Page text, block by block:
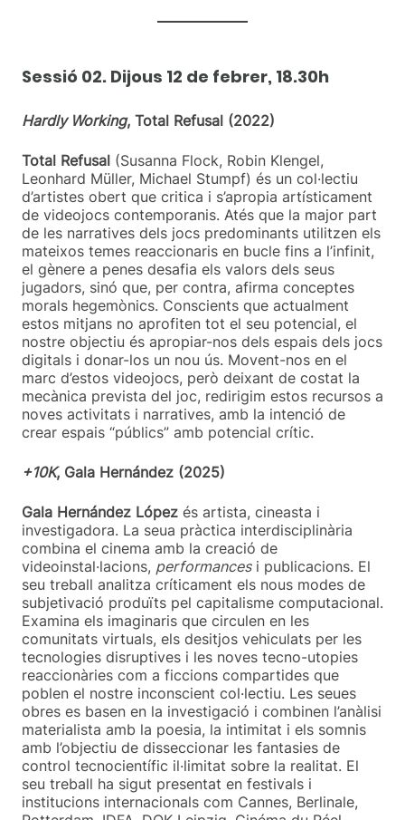
Sessió 02. Dijous 12 de febrer, 18.30h
Hardly Working, Total Refusal (2022)
Total Refusal (Susanna Flock, Robin Klengel,
Leonhard Müller, Michael Stumpf) és un col·lectiu
d’artistes obert que critica i s’apropia artísticament
de videojocs contemporanis. Atés que la major part
de les narratives dels jocs predominants utilitzen els
mateixos temes reaccionaris en bucle fins a l’infinit,
el gènere a penes desafia els valors dels seus
jugadors, sinó que, per contra, afirma conceptes
morals hegemònics. Conscients que actualment
estos mitjans no aprofiten tot el seu potencial, el
nostre objectiu és apropiar-nos dels espais dels jocs
digitals i donar-los un nou ús. Movent-nos en el
marc d’estos videojocs, però deixant de costat la
mecànica prevista del joc, redirigim estos recursos a
noves activitats i narratives, amb la intenció de
crear espais “públics” amb potencial crític.
+10K, Gala Hernández (2025)
Gala Hernández López és artista, cineasta i
investigadora. La seua pràctica interdisciplinària
combina el cinema amb la creació de
videoinstal·lacions, performancesi publicacions. El
seu treball analitza críticament els nous modes de
subjetivació produïts pel capitalisme computacional.
Examina els imaginaris que circulen en les
comunitats virtuals, els desitjos vehiculats per les
tecnologies disruptives i les noves tecno-utopies
reaccionàries com a ficcions compartides que
poblen el nostre inconscient col·lectiu. Les seues
obres es basen en la investigació i combinen l’anàlisi
materialista amb la poesia, la intimitat i els somnis
amb l’objectiu de disseccionar les fantasies de
control tecnocientífic il·limitat sobre la realitat. El
seu treball ha sigut presentat en festivals i
institucions internacionals com Cannes, Berlinale,